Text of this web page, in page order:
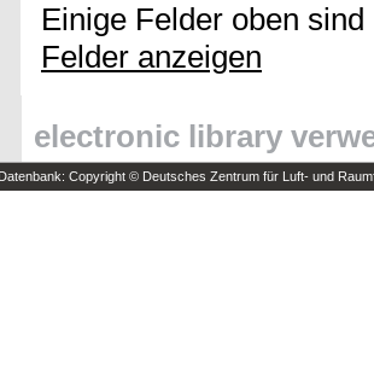
Einige Felder oben
Felder anzeigen
electronic library
Copyright © Deutsches Zentrum für Luft- und